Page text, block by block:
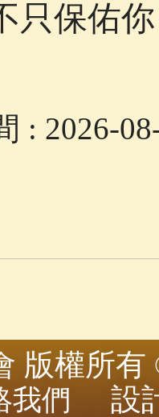
只保佑
: 2026-
版權所
我們
設